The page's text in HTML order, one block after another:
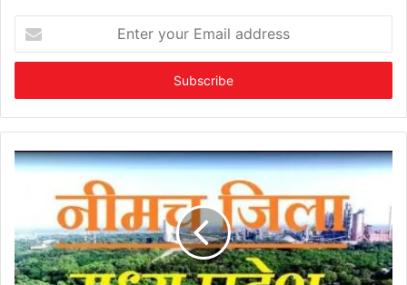
your
Email